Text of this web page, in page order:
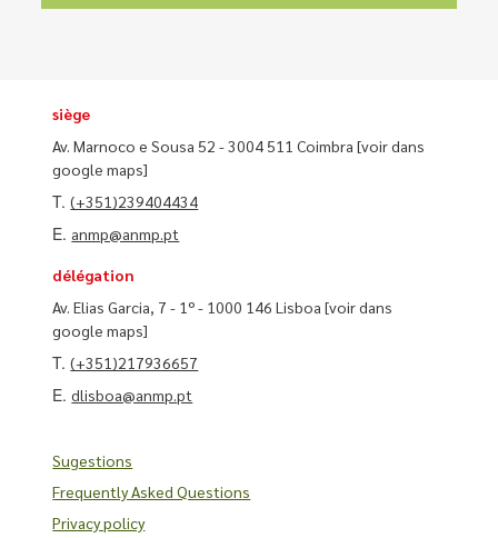
siège
Av. Marnoco e Sousa 52 - 3004 511 Coimbra[voir dans
google maps]
T.(+351)239404434
E. anmp@anmp.pt
délégation
Av. Elias Garcia, 7 - 1º - 1000 146 Lisboa[voir dans
google maps]
T.(+351)217936657
E.dlisboa@anmp.pt
Sugestions
Frequently Asked Questions
Privacy policy